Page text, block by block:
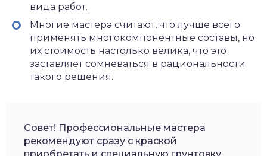
вида работ.
Многие мастера считают, что лучше всего
применять многокомпонентные составы, но
их стоимость настолько велика, что это
заставляет сомневаться в рациональности
такого решения.
Совет! Профессиональные мастера
рекомендуют сразу с краской